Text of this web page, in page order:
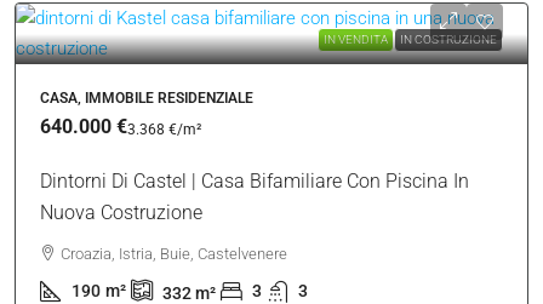
IN VENDITA IN COSTRUZIONE
CASA, IMMOBILE RESIDENZIALE
640.000 €3.368 €/m²
Dintorni Di Castel | Casa Bifamiliare Con Piscina In
Nuova Costruzione
Croazia, Istria, Buie, Castelvenere
190 m² 332m² 3 3